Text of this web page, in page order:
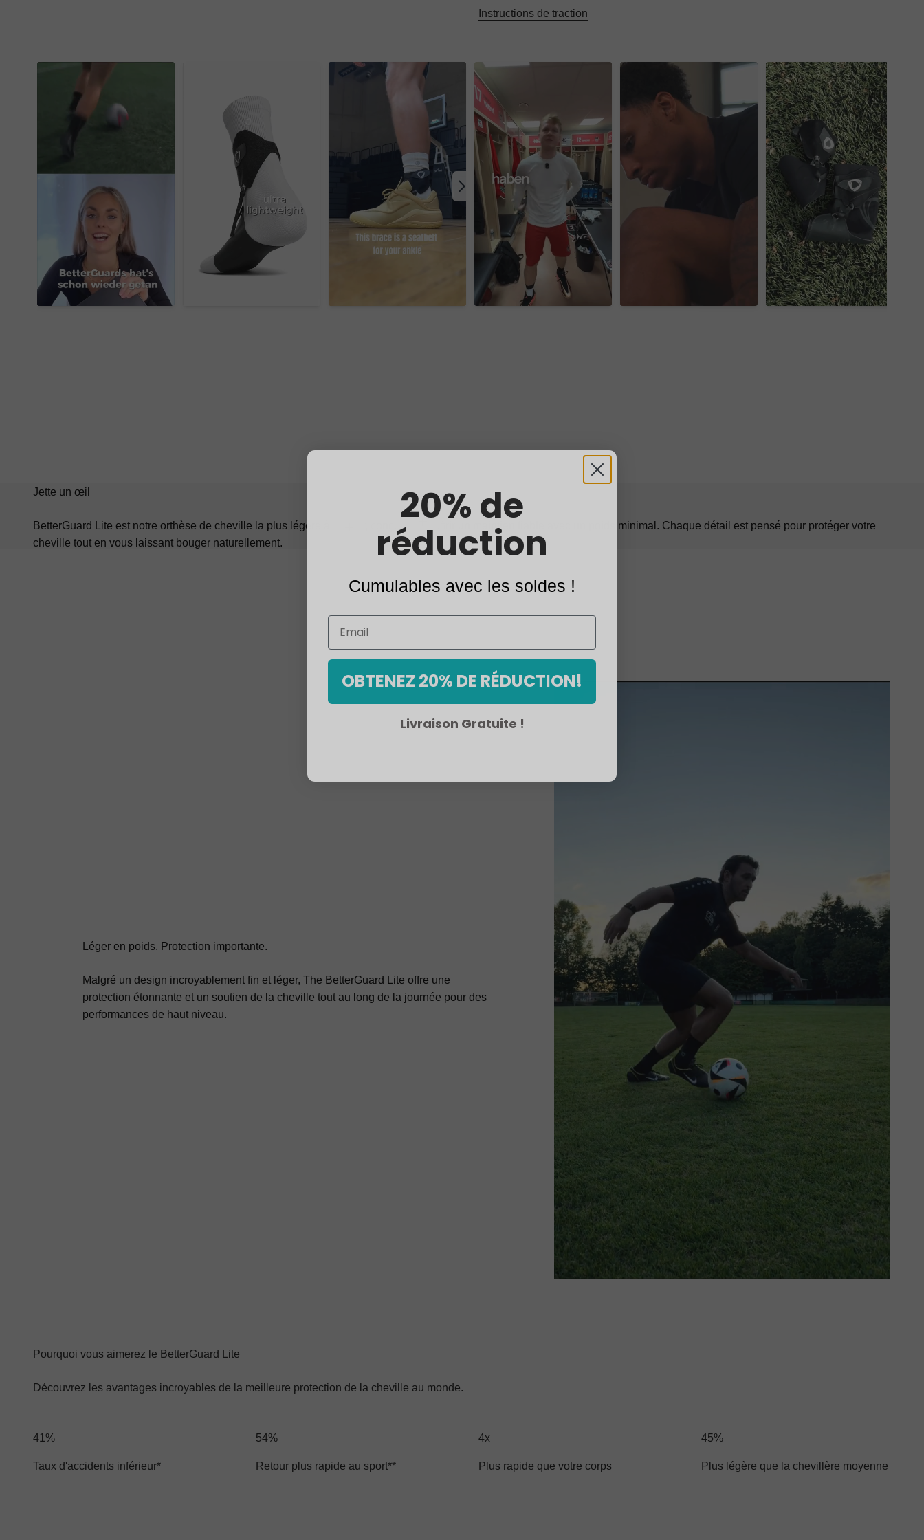
Instructions de traction
Jette un œil
BetterGuard Lite est notre orthèse de cheville la plus légère à ce jour, conçue pour offrir un maintien fiable avec un poids minimal. Chaque détail est pensé pour protéger votre
cheville tout en vous laissant bouger naturellement.
En savoir plus
En savoir plus
En savoir plus
En savoir plus
La ceinture de sécurité pour votre cheville
Le BG ULTRA est un stabilisateur de cheville micro-hydraulique qui fonctionne comme une ceinture de sécurité pour votre ligament talofibulaire antérieur (ATFL). Il reste
détendu pendant que vous bougez, puis se bloque instantanément dès que votre cheville commence à rouler, offrant un soutien maximal exactement quand vous en avez
besoin.
Léger en poids. Protection importante.
Malgré un design incroyablement fin et léger, The BetterGuard Lite offre une
protection étonnante et un soutien de la cheville tout au long de la journée pour des
performances de haut niveau.
Pourquoi vous aimerez le BetterGuard Lite
Découvrez les avantages incroyables de la meilleure protection de la cheville au monde.
41%
Taux d'accidents inférieur*
54%
Retour plus rapide au sport**
4x
Plus rapide que votre corps
45%
Plus légère que la chevillère moyenne
20% de
réduction
Cumulables avec les soldes !
OBTENEZ 20% DE RÉDUCTION!
Livraison Gratuite !